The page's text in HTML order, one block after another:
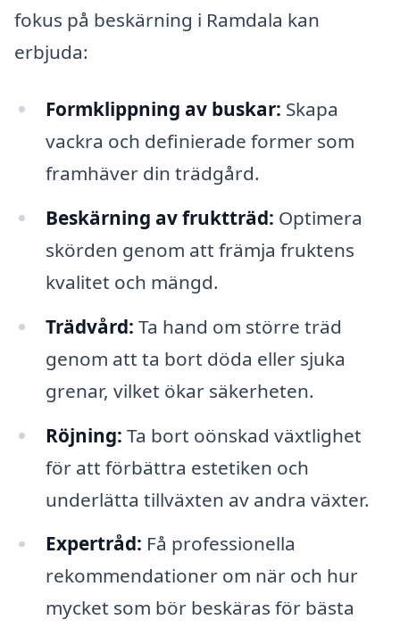
fokus på beskärning i Ramdala kan
erbjuda:
Formklippning av buskar: Skapa
vackra och definierade former som
framhäver din trädgård.
Beskärning av fruktträd: Optimera
skörden genom att främja fruktens
kvalitet och mängd.
Trädvård: Ta hand om större träd
genom att ta bort döda eller sjuka
grenar, vilket ökar säkerheten.
Röjning: Ta bort oönskad växtlighet
för att förbättra estetiken och
underlätta tillväxten av andra växter.
Expertråd: Få professionella
rekommendationer om när och hur
mycket som bör beskäras för bästa